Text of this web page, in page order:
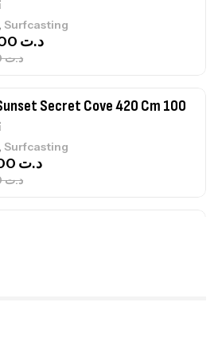
,Surfcasting
د.ت 673,000
Sunset Massive Attack
250gr 30kg
Jigging
د.ت340,000